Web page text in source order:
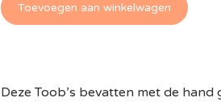
Toevoegen aan winkelwagen
Deze Toob’s bevatten met de